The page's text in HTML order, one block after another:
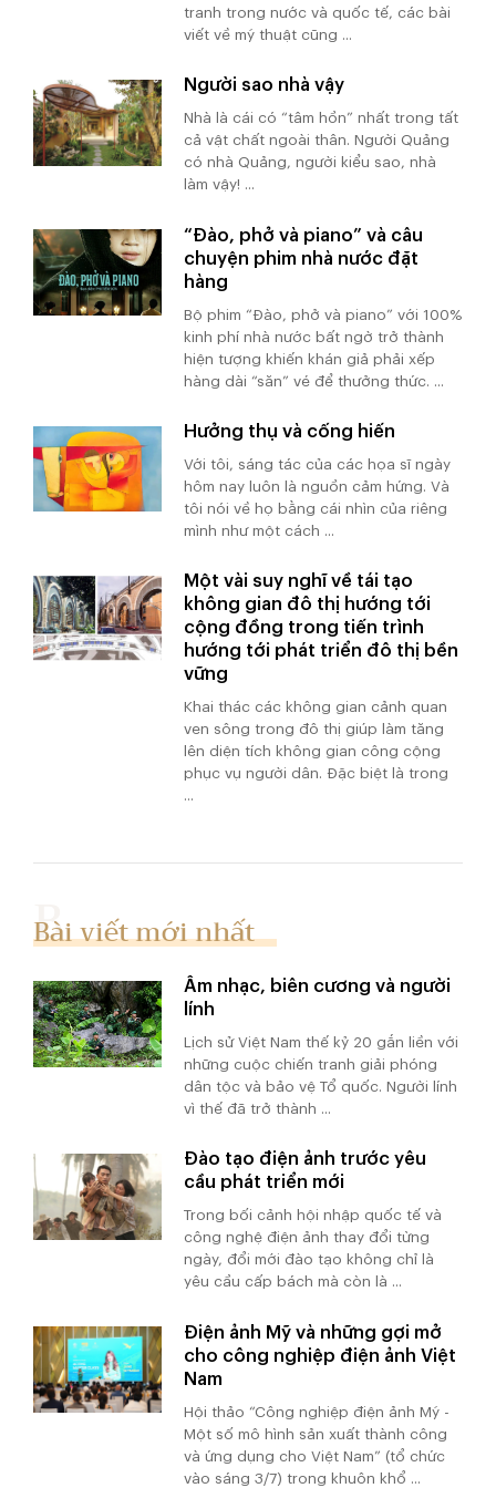
tranh trong nước và quốc tế, các bài
viết về mỹ thuật cũng ...
Người sao nhà vậy
Nhà là cái có “tâm hồn” nhất trong tất
cả vật chất ngoài thân. Người Quảng
có nhà Quảng, người kiểu sao, nhà
làm vậy! ...
“Đào, phở và piano” và câu
chuyện phim nhà nước đặt
hàng
Bộ phim “Đào, phở và piano” với 100%
kinh phí nhà nước bất ngờ trở thành
hiện tượng khiến khán giả phải xếp
hàng dài “săn” vé để thưởng thức. ...
Hưởng thụ và cống hiến
Với tôi, sáng tác của các họa sĩ ngày
hôm nay luôn là nguồn cảm hứng. Và
tôi nói về họ bằng cái nhìn của riêng
mình như một cách ...
Một vài suy nghĩ về tái tạo
không gian đô thị hướng tới
cộng đồng trong tiến trình
hướng tới phát triển đô thị bền
vững
Khai thác các không gian cảnh quan
ven sông trong đô thị giúp làm tăng
lên diện tích không gian công cộng
phục vụ người dân. Đặc biệt là trong
...
Bài viết mới nhất
Âm nhạc, biên cương và người
lính
Lịch sử Việt Nam thế kỷ 20 gắn liền với
những cuộc chiến tranh giải phóng
dân tộc và bảo vệ Tổ quốc. Người lính
vì thế đã trở thành ...
Đào tạo điện ảnh trước yêu
cầu phát triển mới
Trong bối cảnh hội nhập quốc tế và
công nghệ điện ảnh thay đổi từng
ngày, đổi mới đào tạo không chỉ là
yêu cầu cấp bách mà còn là ...
Điện ảnh Mỹ và những gợi mở
cho công nghiệp điện ảnh Việt
Nam
Hội thảo “Công nghiệp điện ảnh Mỹ -
Một số mô hình sản xuất thành công
và ứng dụng cho Việt Nam” (tổ chức
vào sáng 3/7) trong khuôn khổ ...